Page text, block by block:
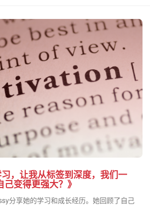
习，让我从标签到深度，我们一
变得更强大？》
分享她的学习和成长经历。她回顾了自己